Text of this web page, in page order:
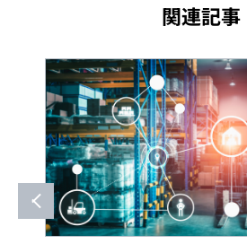
関連記事